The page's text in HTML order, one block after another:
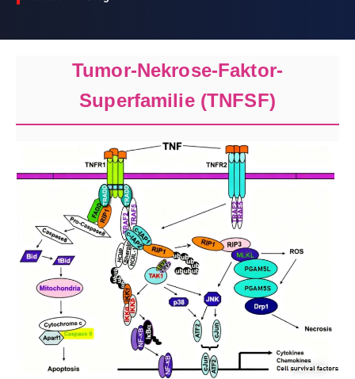
Tumor-Nekrose-Faktor-
Superfamilie (TNFSF)